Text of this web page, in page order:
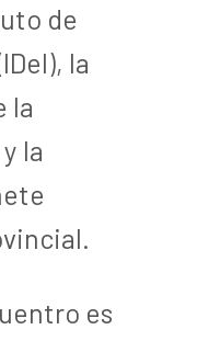
de
la
la
la
es